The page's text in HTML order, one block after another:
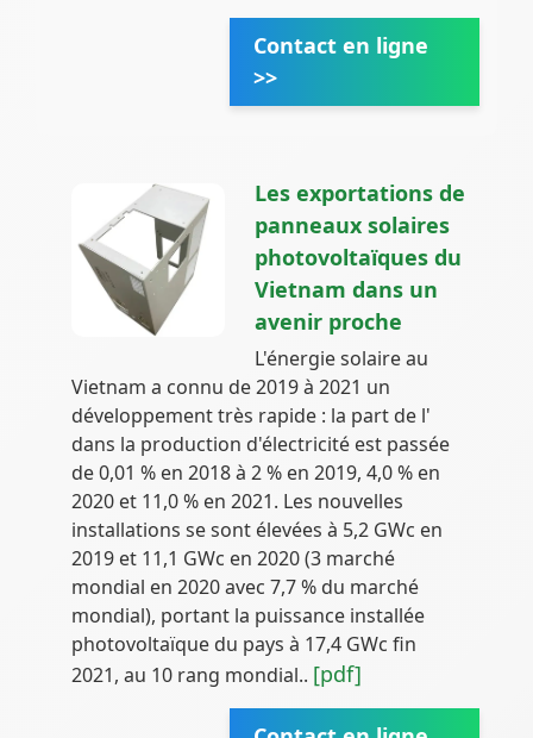
Contact en ligne
>>
Les exportations de
panneaux solaires
photovoltaïques du
Vietnam dans un
avenir proche
L'énergie solaire au
Vietnam a connu de 2019 à 2021 un
développement très rapide : la part de l'
dans la production d'électricité est passée
de 0,01 % en 2018 à 2 % en 2019, 4,0 % en
2020 et 11,0 % en 2021. Les nouvelles
installations se sont élevées à 5,2 GWc en
2019 et 11,1 GWc en 2020 (3 marché
mondial en 2020 avec 7,7 % du marché
mondial), portant la puissance installée
photovoltaïque du pays à 17,4 GWc fin
2021, au 10 rang mondial.. [pdf]